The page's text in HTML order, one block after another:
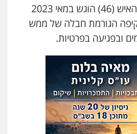
קארין לגטיוי
פשיעה חמורה מעצרים וחקירות
עורכי דין טאי שרקי
אסירים תעבורה מרב"ד
אילן אלימלך
פשיעה חמורה תעבורה אסירים
כתב האישום נגד האיש (46) הוגש במאי 2023
הגורמת חבלה של ממש
ובפגיעה בפרטיות.